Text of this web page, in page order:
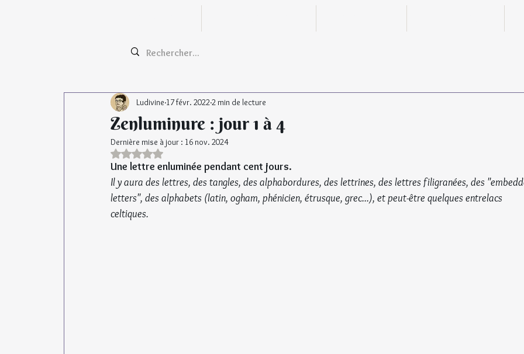
Zenluminure : jour 1 à 4
Ludivine 17 févr. 20222 min de lecture
Dernière mise à jour : 16 nov. 2024
Noté NaN étoiles sur 5.
Une lettre enluminée pendant cent jours.
Il y aura des lettres, des tangles, des alphabordures, des lettrines, des lettres filigranées, des
letters", des alphabets (latin, ogham, phénicien, étrusque, grec...), et peut-être quelques entrelacs
celtiques.